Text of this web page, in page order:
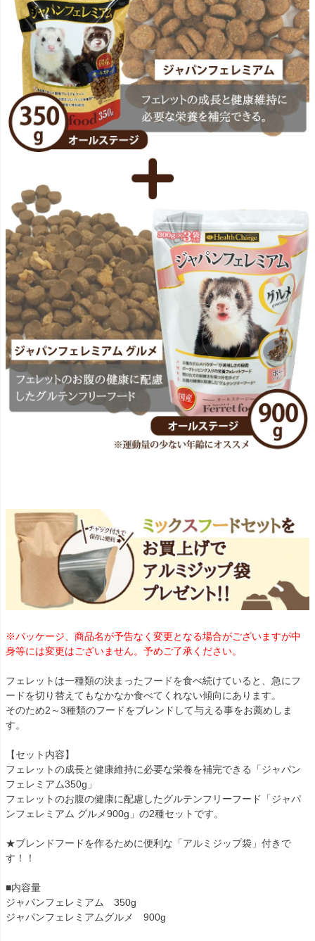
※パッケージ、商品名が予告なく変更となる場合がございますが中
身等には変更はございません。予めご了承ください。
フェレットは一種類の決まったフードを食べ続けていると、急にフ
ードを切り替えてもなかなか食べてくれない傾向にあります。
そのため2～3種類のフードをブレンドして与える事をお薦めしま
す。
【セット内容】
フェレットの成長と健康維持に必要な栄養を補完できる「ジャパン
フェレミアム350g」
フェレットのお腹の健康に配慮したグルテンフリーフード「ジャパ
ンフェレミアム グルメ900g」の2種セットです。
★ブレンドフードを作るために便利な「アルミジップ袋」付きで
す！！
■内容量
ジャパンフェレミアム 350g
ジャパンフェレミアムグルメ 900g